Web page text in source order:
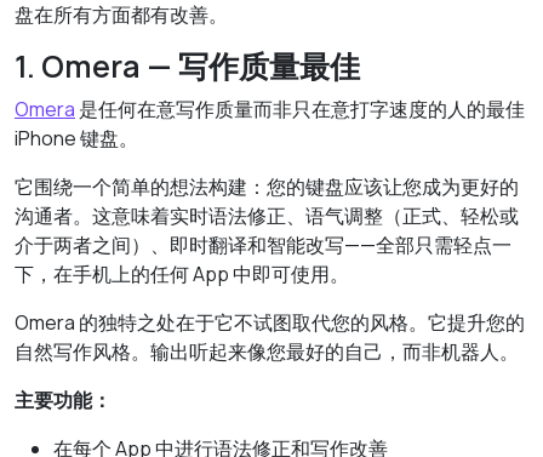
盘在所有方面都有改善。
1. Omera — 写作质量最佳
Omera 是任何在意写作质量而非只在意打字速度的人的最佳
iPhone 键盘。
它围绕一个简单的想法构建：您的键盘应该让您成为更好的
沟通者。这意味着实时语法修正、语气调整（正式、轻松或
介于两者之间）、即时翻译和智能改写——全部只需轻点一
下，在手机上的任何 App 中即可使用。
Omera 的独特之处在于它不试图取代您的风格。它提升您的
自然写作风格。输出听起来像您最好的自己，而非机器人。
主要功能：
在每个 App 中进行语法修正和写作改善